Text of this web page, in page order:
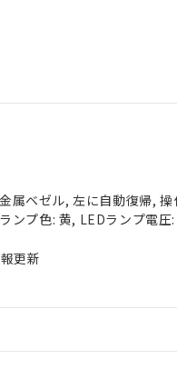
属ベゼル, 左に自動復帰,
ンプ色: 黄, LEDランプ電
更新